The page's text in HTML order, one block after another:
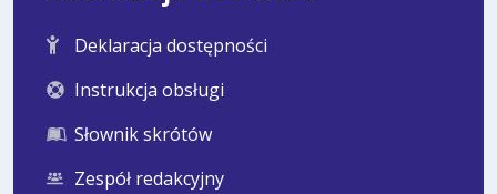
Deklaracja dostępności
Instrukcja obsługi
Słownik skrótów
Zespół redakcyjny